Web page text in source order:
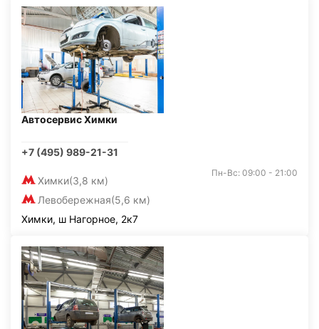
Автосервис Химки
+7 (495) 989-21-31
Химки(3,8 км)
Левобережная(5,6 км)
Пн-Вс: 09:00 - 21:00
Химки, ш Нагорное, 2к7